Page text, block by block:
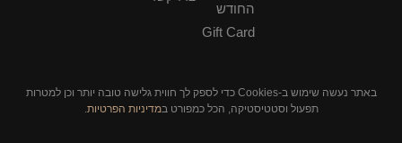
החודש
Gift Card
באתר נעשה שימוש ב-Cookies כדי לספק לך חווית גלישה טובה יותר וכן למטרות
תפעול וסטטיסטיקה, הכל כמפורט במדיניות הפרטיות.